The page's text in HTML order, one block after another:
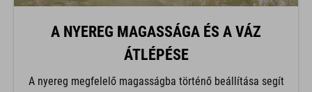
ÁTLÉPÉSE
gyermekednek kényelmesen és biztonságosan ülni a